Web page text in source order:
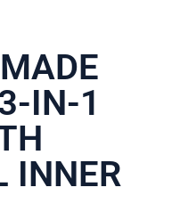
IN-1
INNER